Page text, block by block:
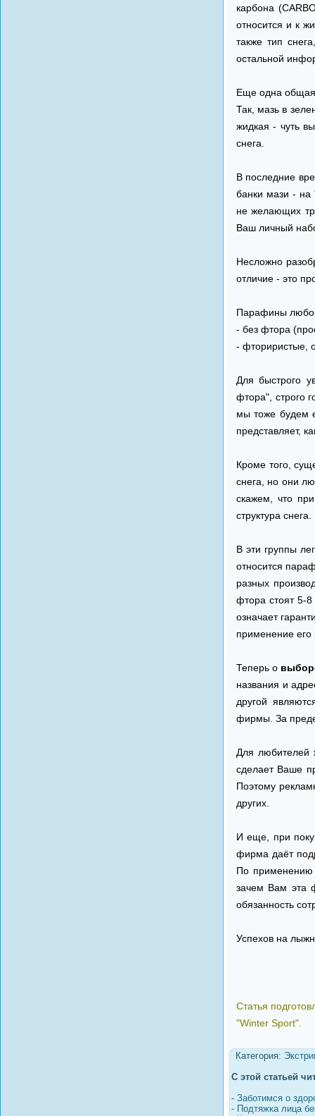
карбона
относится и к
также тип
остальной
Еще одна общая
Так, мазь в
жидкая - чуть
снега.
В последние
банки мази - на
не желающих
Ваш личный
Несложно
отличие - это
Парафины
- без фтора
- фториристые,
Для быстрого
фтора", строго
мы тоже будем
представляет,
Кроме того,
снега, но они
скажем, что
структура снега.
В эти группы
относится
разных
фтора стоят 5-
означает
применение
Теперь о
названия и
другой
фирмы. За
Для любителей
сделает Ваше
Поэтому
других.
И еще, при
фирма даёт
По применению
зачем Вам эта
обязанность
Успехов на
Статья
"Winter Sport".
Категория:
С этой статьей
- Заботимся о
- Подтяжка лица